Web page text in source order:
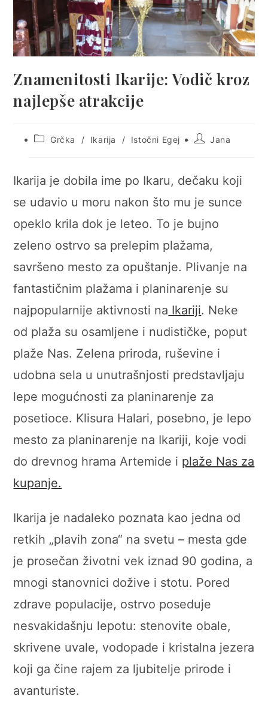
Znamenitosti Ikarije: Vodič kroz
najlepše atrakcije
PostGrčka / Ikarija / Istočni Egej
Post Jana
Ikarija je dobila ime po Ikaru, dečaku koji
se udavio u moru nakon što mu je sunce
opeklo krila dok je leteo. To je bujno
zeleno ostrvo sa prelepim plažama,
savršeno mesto za opuštanje. Plivanje na
fantastičnim plažama i planinarenje su
najpopularnije aktivnosti na Ikariji. Neke
od plaža su osamljene i nudističke, poput
plaže Nas. Zelena priroda, ruševine i
udobna sela u unutrašnjosti predstavljaju
lepe mogućnosti za planinarenje za
posetioce. Klisura Halari, posebno, je lepo
mesto za planinarenje na Ikariji, koje vodi
do drevnog hrama Artemide i plaže Nas za
kupanje.
Ikarija je nadaleko poznata kao jedna od
retkih „plavih zona“ na svetu – mesta gde
je prosečan životni vek iznad 90 godina, a
mnogi stanovnici dožive i stotu. Pored
zdrave populacije, ostrvo poseduje
nesvakidašnju lepotu: stenovite obale,
skrivene uvale, vodopade i kristalna jezera
koji ga čine rajem za ljubitelje prirode i
avanturiste.